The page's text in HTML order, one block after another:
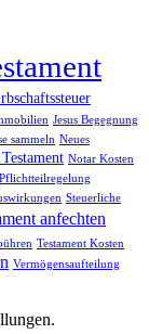
Jesus Begegnung
sammeln Neues
Notar Kosten
Pflichtteilregelung
Steuerliche
anfechten
Testament Kosten
Vermögensaufteilung